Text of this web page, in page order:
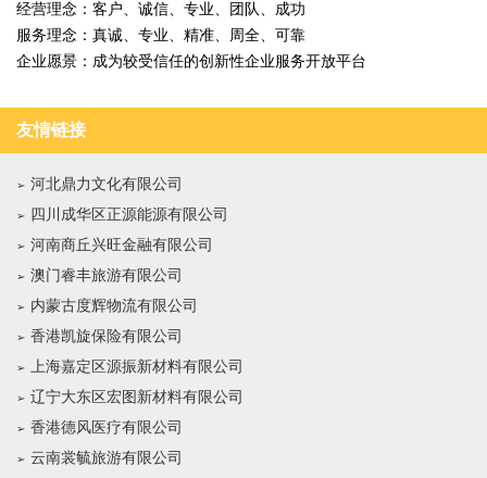
经营理念：客户、诚信、专业、团队、成功
服务理念：真诚、专业、精准、周全、可靠
企业愿景：成为较受信任的创新性企业服务开放平台
友情链接
河北鼎力文化有限公司
四川成华区正源能源有限公司
河南商丘兴旺金融有限公司
澳门睿丰旅游有限公司
内蒙古度辉物流有限公司
香港凯旋保险有限公司
上海嘉定区源振新材料有限公司
辽宁大东区宏图新材料有限公司
香港德风医疗有限公司
云南裳毓旅游有限公司